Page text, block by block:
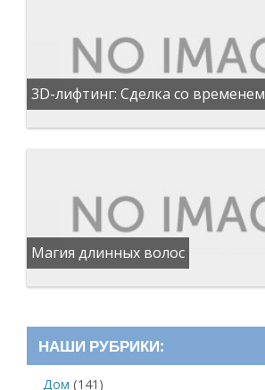
3D-лифтинг: Сделка со временем
Магия длинных волос
НАШИ РУБРИКИ:
Дом (141)